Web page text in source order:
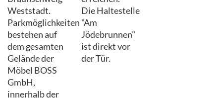
Weststadt.
Parkmöglichkeiten
bestehen auf
dem gesamten
Gelände der
Möbel BOSS
GmbH,
innerhalb der
Die Haltestelle
"Am
Jödebrunnen"
ist direkt vor
der Tür.